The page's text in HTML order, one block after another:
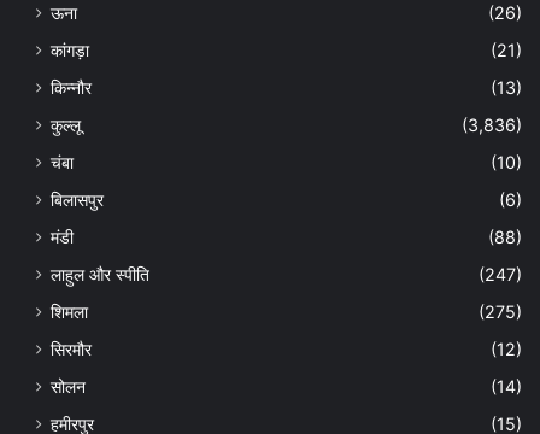
ऊना
(26)
कांगड़ा
(21)
किन्नौर
(13)
कुल्लू
(3,836)
चंबा
(10)
बिलासपुर
(6)
मंडी
(88)
लाहुल और स्पीति
(247)
शिमला
(275)
सिरमौर
(12)
सोलन
(14)
हमीरपुर
(15)